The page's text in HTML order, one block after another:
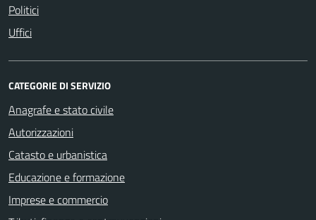
Politici
Uffici
CATEGORIE DI SERVIZIO
Anagrafe e stato civile
Autorizzazioni
Catasto e urbanistica
Educazione e formazione
Imprese e commercio